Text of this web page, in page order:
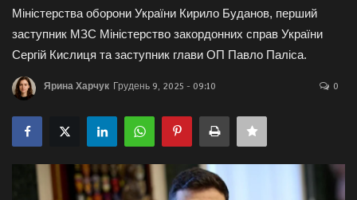
Суспільство
Галерея
Економіка
Технології
Міністерства оборони України Кирило Буданов, перший
заступник МЗС Міністерство закордонних справ України
Сергій Кислиця та заступник глави ОП Павло Паліса.
Ярина Харчук Грудень 9, 2025 - 09:10 0